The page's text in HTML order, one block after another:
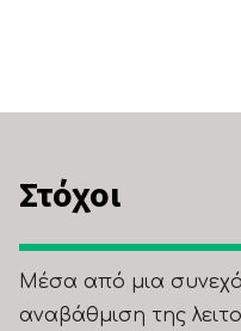
Στόχοι
Μέσα από μια
αναβάθμιση της